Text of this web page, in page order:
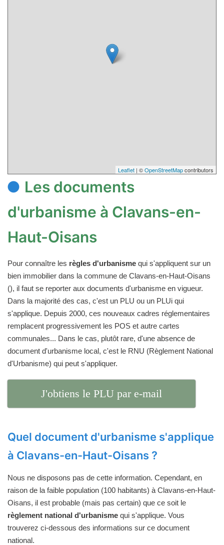
Leaflet | ©OpenStreetMapcontributors
Les documents
d'urbanisme à Clavans-en-
Haut-Oisans
Pour connaître les règles d'urbanisme qui s'appliquent sur un
bien immobilier dans la commune de Clavans-en-Haut-Oisans
(), il faut se reporter aux documents d'urbanisme en vigueur.
Dans la majorité des cas, c'est un PLU ou un PLUi qui
s'applique. Depuis 2000, ces nouveaux cadres réglementaires
remplacent progressivement les POS et autre cartes
communales... Dans le cas, plutôt rare, d'une absence de
document d'urbanisme local, c'est le RNU (Règlement National
d'Urbanisme) qui peut s'appliquer.
J'obtiens le PLU par e-mail
Quel document d'urbanisme s'applique
à Clavans-en-Haut-Oisans ?
Nous ne disposons pas de cette information. Cependant, en
raison de la faible population (100 habitants) à Clavans-en-Haut-
Oisans, il est probable (mais pas certain) que ce soit le
règlement national d'urbanisme qui s'applique. Vous
trouverez ci-dessous des informations sur ce document
national.